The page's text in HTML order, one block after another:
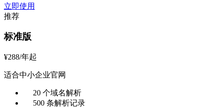
立即使用
推荐
标准版
¥288/年起
适合中小企业官网
20 个域名解析
500 条解析记录